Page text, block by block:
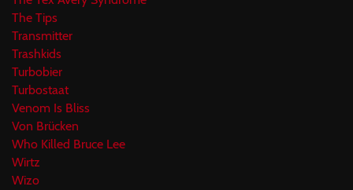
The Tips
Transmitter
Trashkids
Turbobier
Turbostaat
Venom Is Bliss
Von Brücken
Who Killed Bruce Lee
Wirtz
Wizo